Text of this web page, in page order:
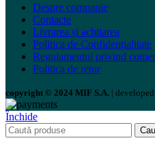
Despre companie
Contacte
Livrarea și achitarea
Politica de Confidențialitate
Regulamentul privind
Politica de retur
copyright © 2024 MIF S.A. |
Închide